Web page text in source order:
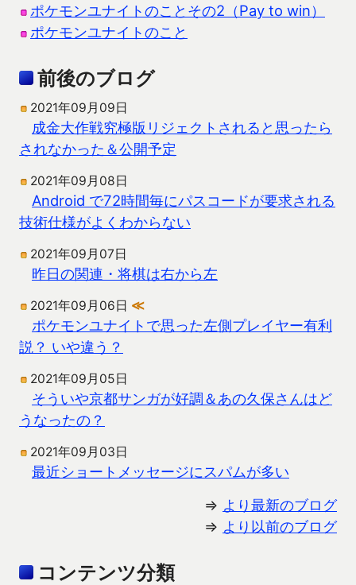
ポケモンユナイトのことその2（Pay to win）
ポケモンユナイトのこと
前後のブログ
2021年09月09日
成金大作戦究極版リジェクトされると思ったら
されなかった＆公開予定
2021年09月08日
Android で72時間毎にパスコードが要求される
技術仕様がよくわからない
2021年09月07日
昨日の関連・将棋は右から左
2021年09月06日 ≪
ポケモンユナイトで思った左側プレイヤー有利
説？ いや違う？
2021年09月05日
そういや京都サンガが好調＆あの久保さんはど
うなったの？
2021年09月03日
最近ショートメッセージにスパムが多い
⇒ より最新のブログ
⇒ より以前のブログ
コンテンツ分類